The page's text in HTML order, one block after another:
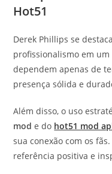
Hot51
Derek Phillips se
profissionalismo em
dependem apenas de
presença sólida e
Além disso, o uso
mod e do hot51 mod
sua conexão com os
referência positiva e